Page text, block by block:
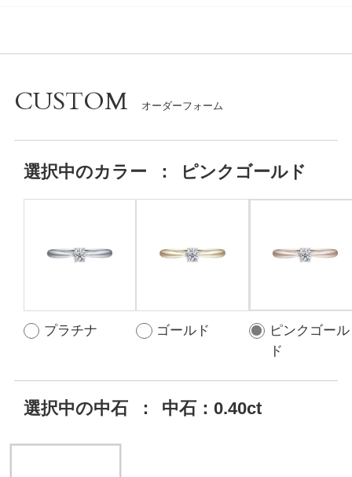
CUSTOM
選択中のカラー ： ピンクゴールド
プラチナ ゴールド
ピンクゴール
ド
選択中の中石 ： 中石：0.40ct